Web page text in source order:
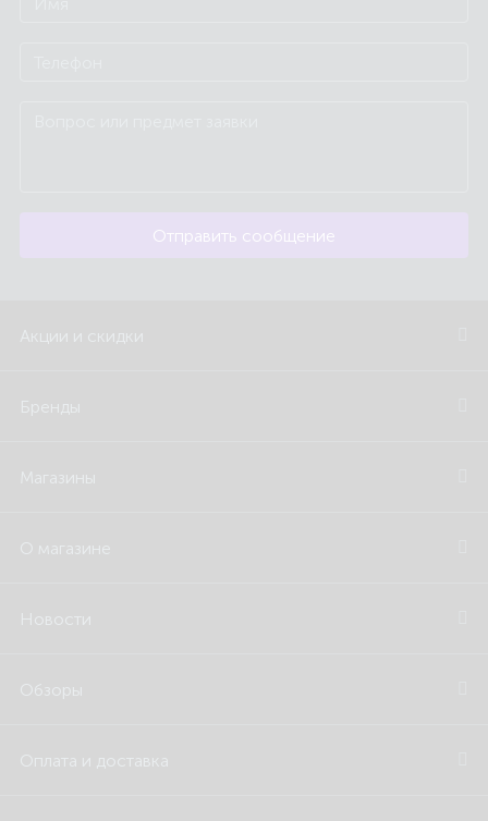
Отправить сообщение
Акции и скидки
Бренды
Магазины
О магазине
Новости
Обзоры
Оплата и доставка